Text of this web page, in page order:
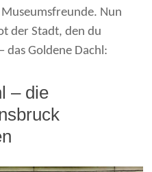
Nun
der Stadt, den du
das Goldene Dachl:
– die